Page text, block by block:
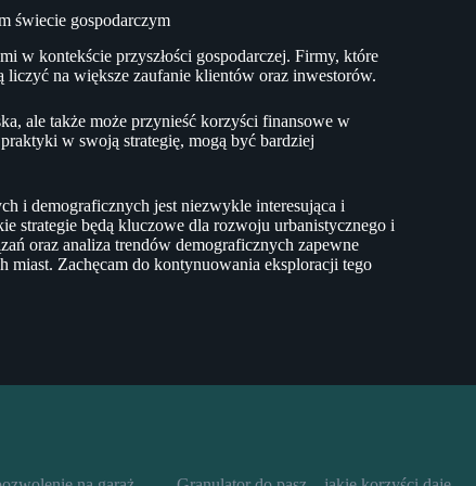
świecie gospodarczym
w kontekście przyszłości gospodarczej. Firmy, które
liczyć na większe zaufanie klientów oraz inwestorów.
ale także może przynieść korzyści finansowe w
w swoją strategię, mogą być bardziej
i demograficznych jest niezwykle interesująca i
strategie będą kluczowe dla rozwoju urbanistycznego i
oraz analiza trendów demograficznych zapewne
Zachęcam do kontynuowania eksploracji tego